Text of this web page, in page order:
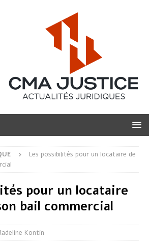
Les possibilités pour un locataire de
pour un locataire
bail commercial
Kontin